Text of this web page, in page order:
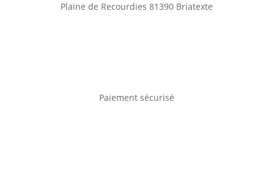
Plaine de Recourdies81390 Briatexte
Paiement sécurisé